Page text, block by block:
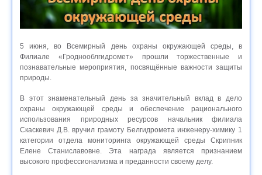
5 июня, во Всемирный день охраны окружающей среды, в
Филиале «Гроднооблгидромет» прошли торжественные и
познавательные мероприятия, посвящённые важности защиты
природы.
В этот знаменательный день за значительный вклад в дело
охраны окружающей среды и обеспечение рационального
использования природных ресурсов начальник филиала
Скаскевич Д.В. вручил грамоту Белгидромета инженеру-химику 1
категории отдела мониторинга окружающей среды Скрипник
Елене Станиславовне. Эта награда является признанием
высокого профессионализма и преданности своему делу.